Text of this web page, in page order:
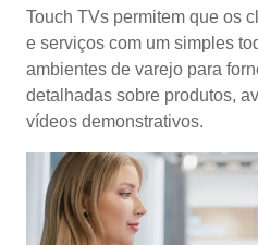
Touch TVs permitem que os
e serviços com um simples
ambientes de varejo para
detalhadas sobre produtos,
vídeos demonstrativos.